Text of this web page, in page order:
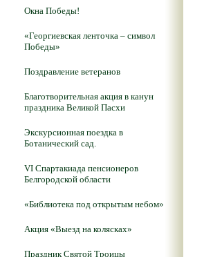
Окна Победы!
«Георгиевская ленточка – символ
Победы»
Поздравление ветеранов
Благотворительная акция в канун
праздника Великой Пасхи
Экскурсионная поездка в
Ботанический сад.
VI Спартакиада пенсионеров
Белгородской области
«Библиотека под открытым небом»
Акция «Выезд на колясках»
Праздник Святой Троицы